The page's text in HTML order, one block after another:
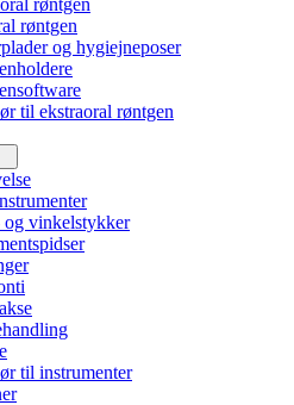
røntgen
røntgen
og hygiejneposer
til ekstraoral røntgen
og vinkelstykker
til instrumenter